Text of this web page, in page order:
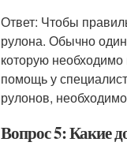
Ответ: Чтобы
рулона. Обычно
которую
помощь у
рулонов,
Вопрос 5: Какие